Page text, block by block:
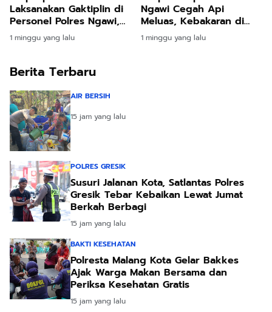
Laksanakan Gaktiplin di
Personel Polres Ngawi,
Disiplin dan Integritas
Jadi Prioritas
1 minggu yang lalu
Ngawi Cegah Api
Meluas, Kebakaran di
Geneng Berhasil
Dikendalikan
1 minggu yang lalu
Berita Terbaru
AIR BERSIH
15 jam yang lalu
POLRES GRESIK
Susuri Jalanan Kota, Satlantas Polres
Gresik Tebar Kebaikan Lewat Jumat
Berkah Berbagi
15 jam yang lalu
BAKTI KESEHATAN
Polresta Malang Kota Gelar Bakkes
Ajak Warga Makan Bersama dan
Periksa Kesehatan Gratis
15 jam yang lalu